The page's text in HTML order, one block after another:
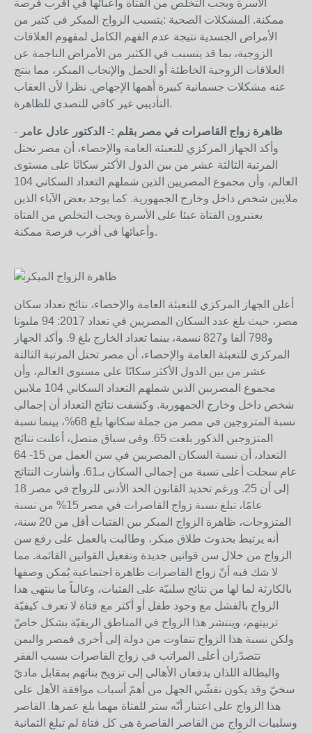
الأسرة ويجب التخلص من الفتاة وأعبائها في أقرب فرصة
ممكنة. المشكلات الصحية :يتسبب الزواج المبكر في كثير من
الأمراض الجسدية نتيجة عدم الفهم الكامل لمفهوم العلاقات
الزوجية، بما قد يتسبب في الكثير من الأمراض الناجمة عن
العلاقات الزوجية الخاطئة أو الحمل والإنجاب المبكر، مما ينتج
عنه مشكلات جسمانية كبيرة أهمها الإجهاض. نظرا لأن العقاب
التأديبي غير كافي للتصدي للظاهرة.
ظاهرة زواج القاصرات في مصر بقلم :- الدكتور عادل عامر -
وأكد الجهاز المركزي للتعبئة العامة والإحصاء، أن مصر تحتل
المرتبة الثالثة عشر من بين الدول الأكثر سكانًا على مستوى
العالم، وأن مجموع المصريين الذين شملهم التعداد السكاني 104
ملايين شخص داخل وخارج الجمهورية. كما يوجد بعض الآباء الذين
يعتبرون الفتاة عبئا على الأسرة ويجب التخلص من الفتاة
وأعبائها في أقرب فرصة ممكنة.
أعلن الجهاز المركزي للتعبئة العامة والإحصاء، نتائج تعداد سكان
مصر، حيث بلغ عدد السكان المصريين في تعداد 2017: 94 مليونا
و798 ألفا و827 نسمة، بينما تعداد الخارج بلغ 9. وأكد الجهاز
المركزي للتعبئة العامة والإحصاء، أن مصر تحتل المرتبة الثالثة
عشر من بين الدول الأكثر سكانًا على مستوى العالم، وأن
مجموع المصريين الذين شملهم التعداد السكاني 104 ملايين
شخص داخل وخارج الجمهورية. وكشفت نتائج التعداد أن إجمالي
نسبة المتزوجين في مصر من جملة سكانها بلغ 68%، بينما نسبة
المتزوجين الذكور بلغت 65. وفى سياق متصل، أعلنت نتائج
التعداد، أن نسبة السكان المصريين في سن العمل من 15- 64
عام سجلت أعلى نسبة من إجمالي السكان بـ61. وأشارت النتائج
إلى أن 25. ورغم تحديد القانون الحد الأدنى للزواج في مصر 18
عامًا، تبلغ نسبة زواج القاصرات في مصر 15% من نسبة
المتزوجات، ظاهرة الزواج المبكر بين الفتيات أقل من 20 سنة،
أنه يرتبط بحدوث طلاق مبكر، وطالبت بالعمل على رفع سن
الزواج من خلال سن قوانين جديدة وتفعيل القوانين القائمة. مما
لا شك فيه أنّ زواج القاصرات ظاهرة اجتماعية يُمكن وصفها
بالكارثة لما لها من نتائج سلبيّة على الفتيات، وغالباً ما ينتهي هذا
الزواج بالفشل مع وجود طفل أو أكثر مع فتاة لا تعرف كيفيّة
تربيتهم، وينتشر هذا الزواج في المناطق الريفيّة بشكل خاصّ
ولكن نسبة هذا الزواج تتفاوت من دولة إلى أخرى فمصر واليمن
تتصدّران أعلى المراتب في زواج القاصرات بسبب الفقر
والبطالة اللذان يدفعان الأهالي إلى تزويج بناتهم بمقابل ماديّ
سخيّ وقد يكون تفشّي الجهل من أهمّ أسباب موافقة الأهل على
هذا الزواج على اعتبار أنّه ستر للفتاة مهما بلغ عمرها. القاصر
وسلبيات الزواج من القاصر القاصرة هي كل فتاة لم تبلغ الثمانية